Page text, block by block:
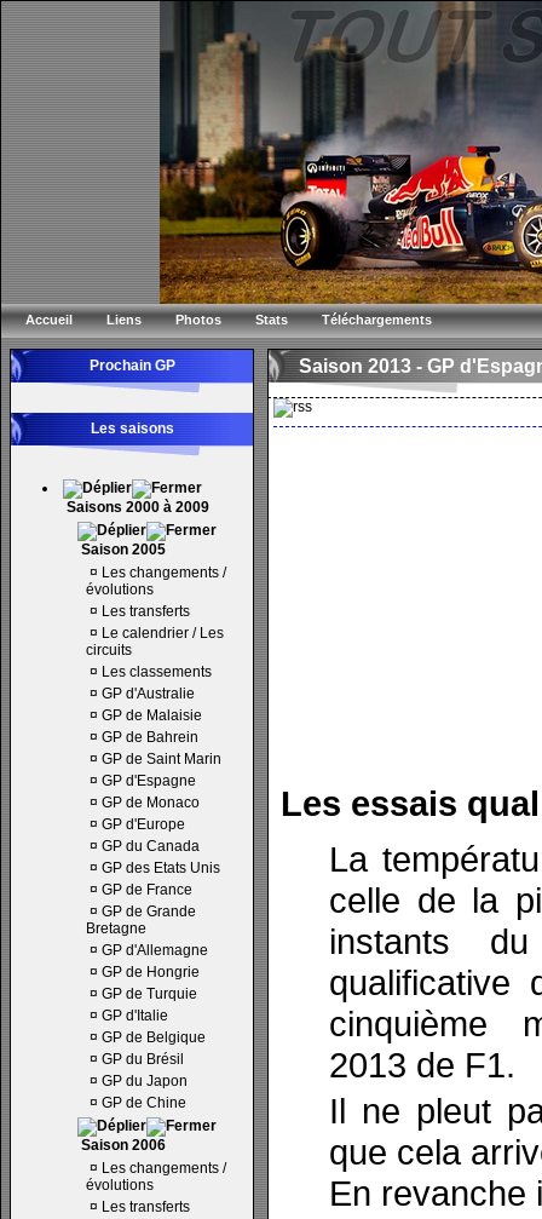
Accueil Liens Photos Stats Téléchargements
Prochain GP
Les saisons
Saisons 2000 à 2009
Saison 2005
¤ Les changements /
évolutions
¤ Les transferts
¤ Le calendrier / Les
circuits
¤ Les classements
¤ GP d'Australie
¤ GP de Malaisie
¤ GP de Bahrein
¤ GP de Saint Marin
¤ GP d'Espagne
¤ GP de Monaco
¤ GP d'Europe
¤ GP du Canada
¤ GP des Etats Unis
¤ GP de France
¤ GP de Grande
Bretagne
¤ GP d'Allemagne
¤ GP de Hongrie
¤ GP de Turquie
¤ GP d'Italie
¤ GP de Belgique
¤ GP du Brésil
¤ GP du Japon
¤ GP de Chine
Saison 2006
¤ Les changements /
évolutions
¤ Les transferts
Saison 2013 - GP
Les essais
La
celle de la
instants
qualificative
cinquième
2013 de F1.
Il ne pleut
que cela
En revanche